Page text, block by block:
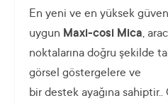
En yeni ve en yüksek
uygun Maxi-cosi Mica,
noktalarına doğru şekilde
görsel göstergelere ve
bir destek ayağına